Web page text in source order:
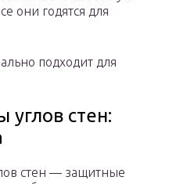
они годятся для
подходит для
углов стен:
стен — защитные